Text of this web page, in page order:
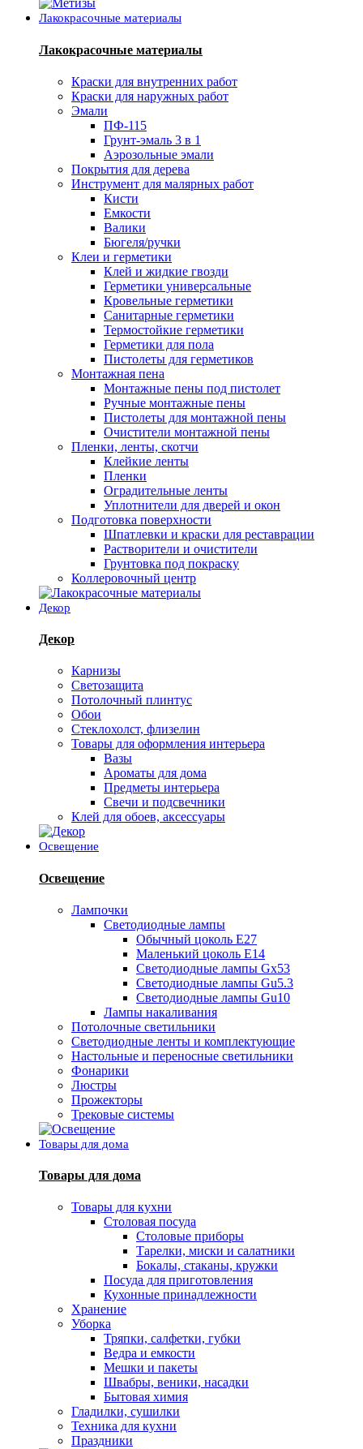
Лакокрасочные материалы
Лакокрасочные материалы
Краски для внутренних работ
Краски для наружных работ
Эмали
ПФ-115
Грунт-эмаль 3 в 1
Аэрозольные эмали
Покрытия для дерева
Инструмент для малярных работ
Кисти
Емкости
Валики
Бюгеля/ручки
Клеи и герметики
Клей и жидкие гвозди
Герметики универсальные
Кровельные герметики
Санитарные герметики
Термостойкие герметики
Герметики для пола
Пистолеты для герметиков
Монтажная пена
Монтажные пены под пистолет
Ручные монтажные пены
Пистолеты для монтажной пены
Очистители монтажной пены
Пленки, ленты, скотчи
Клейкие ленты
Пленки
Оградительные ленты
Уплотнители для дверей и окон
Подготовка поверхности
Шпатлевки и краски для реставрации
Растворители и очистители
Грунтовка под покраску
Коллеровочный центр
Декор
Декор
Карнизы
Светозащита
Потолочный плинтус
Обои
Стеклохолст, флизелин
Товары для оформления интерьера
Вазы
Ароматы для дома
Предметы интерьера
Свечи и подсвечники
Клей для обоев, аксессуары
Освещение
Освещение
Лампочки
Светодиодные лампы
Обычный цоколь Е27
Маленький цоколь Е14
Светодиодные лампы Gx53
Светодиодные лампы Gu5.3
Светодиодные лампы Gu10
Лампы накаливания
Потолочные светильники
Светодиодные ленты и комплектующие
Настольные и переносные светильники
Фонарики
Люстры
Прожекторы
Трековые системы
Товары для дома
Товары для дома
Товары для кухни
Столовая посуда
Столовые приборы
Тарелки, миски и салатники
Бокалы, стаканы, кружки
Посуда для приготовления
Кухонные принадлежности
Хранение
Уборка
Тряпки, салфетки, губки
Ведра и емкости
Мешки и пакеты
Швабры, веники, насадки
Бытовая химия
Гладилки, сушилки
Техника для кухни
Праздники